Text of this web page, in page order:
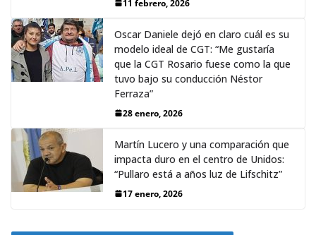
11 febrero, 2026
Oscar Daniele dejó en claro cuál es su
modelo ideal de CGT: “Me gustaría
que la CGT Rosario fuese como la que
tuvo bajo su conducción Néstor
Ferraza”
28 enero, 2026
Martín Lucero y una comparación que
impacta duro en el centro de Unidos:
“Pullaro está a años luz de Lifschitz”
17 enero, 2026